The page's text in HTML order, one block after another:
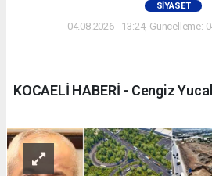
SIYASET
04.08.2026 - 13:24, Güncelleme:
KOCAELİ HABERİ - Cengiz